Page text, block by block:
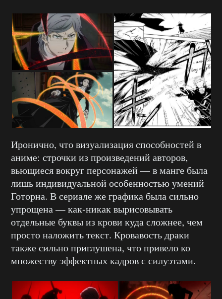
Иронично, что визуализация способностей в
аниме: строчки из произведений авторов,
вьющиеся вокруг персонажей — в манге была
лишь индивидуальной особенностью умений
Готорна. В сериале же графика была сильно
упрощена — как-никак вырисовывать
отдельные буквы из крови куда сложнее, чем
просто наложить текст. Кровавость драки
также сильно приглушена, что привело ко
множеству эффектных кадров с силуэтами.